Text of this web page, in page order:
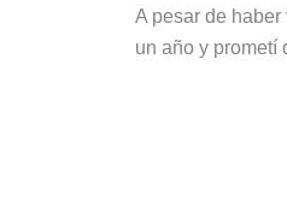
A pesar de
un año y prometí